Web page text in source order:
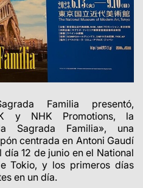
Familia presentó,
y NHK Promotions, la
Sagrada Familia», una
centrada en Antoni Gaudí
12 de junio en el National
Tokio, y los primeros días
en un día.